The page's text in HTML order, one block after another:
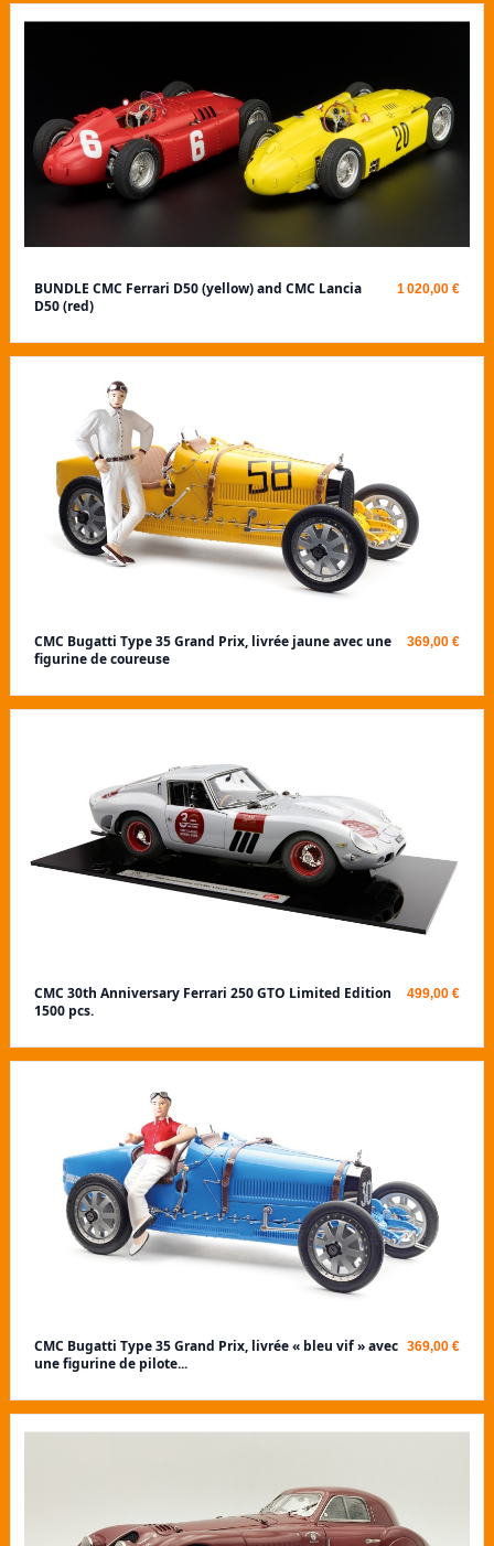
BUNDLE CMC Ferrari D50 (yellow) and CMC Lancia
D50 (red)
1 020,00 €
CMC Bugatti Type 35 Grand Prix, livrée jaune avec une
figurine de coureuse
369,00 €
CMC 30th Anniversary Ferrari 250 GTO Limited Edition
1500 pcs.
499,00 €
CMC Bugatti Type 35 Grand Prix, livrée « bleu vif » avec
une figurine de pilote...
369,00 €